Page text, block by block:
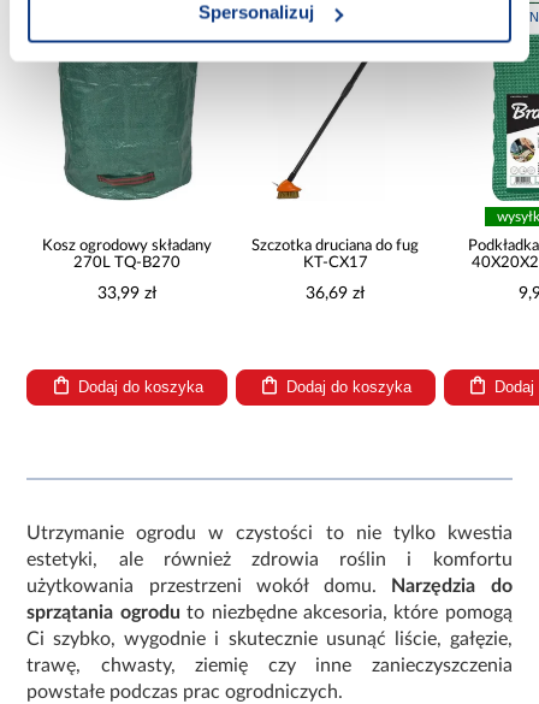
Spersonalizuj
Kosz ogrodowy składany
270L TQ-B270
33,99 zł
Dodaj do koszyka
PORÓWNAJ
Szczotka druciana do fug
KT-CX17
36,69 zł
Dodaj do koszyka
Utrzymanie ogrodu w czystości to nie tylko kwestia
estetyki, ale również zdrowia roślin i komfortu
użytkowania przestrzeni wokół domu.
Narzędzia do
sprzątania ogrodu to niezbędne akcesoria, które pomogą
Ci szybko, wygodnie i skutecznie usunąć liście, gałęzie,
trawę, chwasty, ziemię czy inne zanieczyszczenia
powstałe podczas prac ogrodniczych.